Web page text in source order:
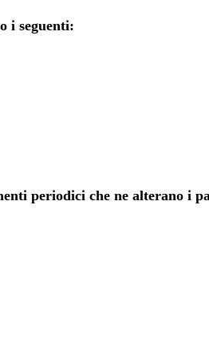
i seguenti:
periodici che ne alterano i